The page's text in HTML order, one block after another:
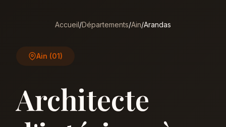
Accueil/Départements/Ain/Arandas
Ain (01)
Architecte